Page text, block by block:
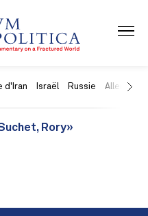
d'Iran Israël Russie Allemagne
Rory»